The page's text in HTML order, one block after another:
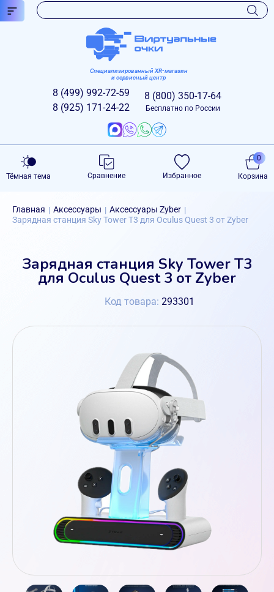
Специализированный XR-магазин
и сервисный центр
8 (499) 992-72-59
8 (925) 171-24-22
8 (800) 350-17-64
Бесплатно по России
Тёмная тема Сравнение Избранное Корзина
0
Главная | Аксессуары | Аксессуары Zyber |
Зарядная станция Sky Tower T3 для Oculus Quest 3 от Zyber
Зарядная станция Sky Tower T3
для Oculus Quest 3 от Zyber
Код товара: 293301